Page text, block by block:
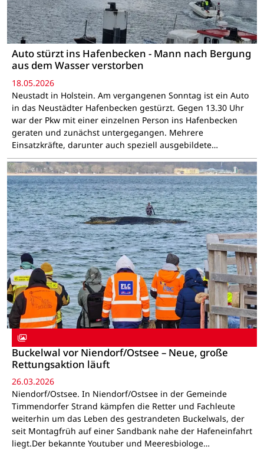
Auto stürzt ins Hafenbecken - Mann nach Bergung
aus dem Wasser verstorben
18.05.2026
Neustadt in Holstein. Am vergangenen Sonntag ist ein Auto
in das Neustädter Hafenbecken gestürzt. Gegen 13.30 Uhr
war der Pkw mit einer einzelnen Person ins Hafenbecken
geraten und zunächst untergegangen. Mehrere
Einsatzkräfte, darunter auch speziell ausgebildete…
Buckelwal vor Niendorf/Ostsee – Neue, große
Rettungsaktion läuft
26.03.2026
Niendorf/Ostsee. In Niendorf/Ostsee in der Gemeinde
Timmendorfer Strand kämpfen die Retter und Fachleute
weiterhin um das Leben des gestrandeten Buckelwals, der
seit Montagfrüh auf einer Sandbank nahe der Hafeneinfahrt
liegt.Der bekannte Youtuber und Meeresbiologe…